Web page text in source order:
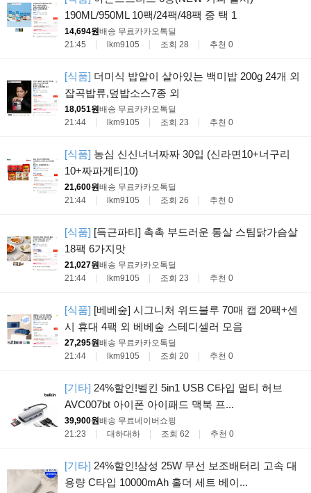
190ML/950ML 10팩/24팩/48팩 중 택 1
14,694원배송 무료카카오톡딜
21:45
lkm9105 조회 28 추천 0
[식품] 더미식 밥알이 살아있는 백미밥 200g 24개 외
잡곡밥류,덮밥소스7종 외
18,051원배송 무료카카오톡딜
21:44
lkm9105 조회 23 추천 0
[식품] 농심 신신너너짜짜 30입 (신라면10+너구리
10+짜파게티10)
21,600원배송 무료카카오톡딜
21:44
lkm9105 조회 26 추천 0
[식품] [득근파티] 촉촉 부드러운 통살 스팀닭가슴살
18팩 6가지맛
21,027원배송 무료카카오톡딜
21:44
lkm9105 조회 23 추천 0
[식품] [베베숲] 시그니처 위드블루 70매 캡 20팩+센
시 휴대 4팩 외 베베숲 스테디셀러 모음
27,295원배송 무료카카오톡딜
21:44
lkm9105 조회 20 추천 0
[기타] 24%할인!벨킨 5in1 USB C타입 멀티 허브
AVC007bt 아이폰 아이패드 맥북 프...
39,900원배송 무료네이버쇼핑
21:23
대하대하 조회 62 추천 0
[기타] 24%할인!삼성 25W 무선 보조배터리 고속 대
용량 C타입 10000mAh 홀더 세트 베이...